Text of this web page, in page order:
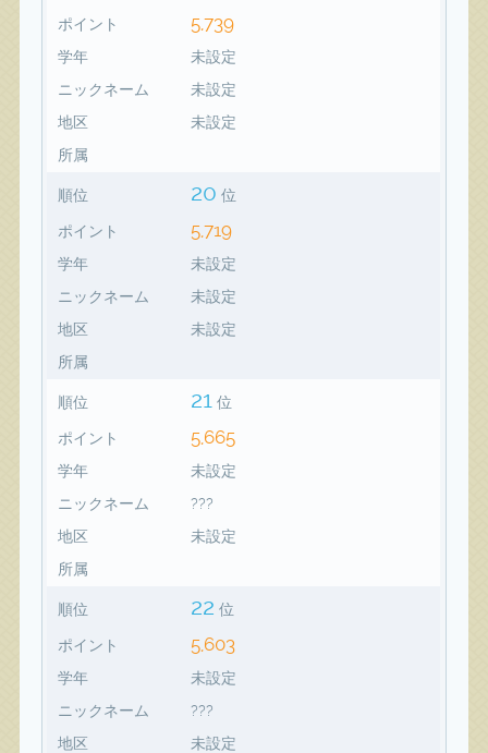
ポイント 5,739
学年
未設定
ニックネーム
未設定
地区
未設定
所属
順位 20 位
ポイント 5,719
学年
未設定
ニックネーム
未設定
地区
未設定
所属
順位 21 位
ポイント 5,665
学年
未設定
ニックネーム
???
地区
未設定
所属
順位 22 位
ポイント 5,603
学年
未設定
ニックネーム
???
地区
未設定